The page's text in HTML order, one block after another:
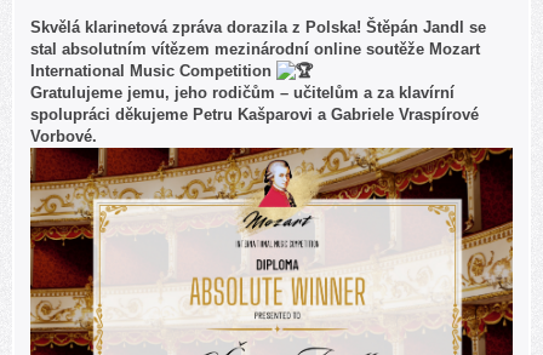
Skvělá klarinetová zpráva dorazila z Polska! Štěpán Jandl se
stal absolutním vítězem mezinárodní online soutěže Mozart
International Music Competition
Gratulujeme jemu, jeho rodičům – učitelům a za klavírní
spolupráci děkujeme Petru Kašparovi a Gabriele Vraspírové
Vorbové.